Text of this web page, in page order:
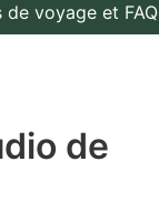
de voyage et FAQ
de